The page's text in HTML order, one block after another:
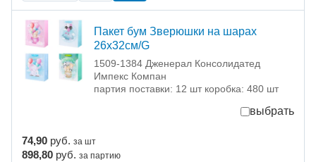
Пакет бум Зверюшки на шарах
26х32см/G
1509-1384 Дженерал Консолидатед
Импекс Компан
партия поставки: 12 шт коробка: 480 шт
выбрать
74,90 руб. за шт
898,80 руб. за партию